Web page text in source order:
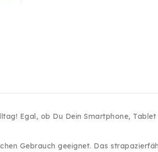
Xiaomi
iPhone
Xiaomi
iPhone
Egal, ob Du Dein Smartphone,
Gebrauch geeignet. Das